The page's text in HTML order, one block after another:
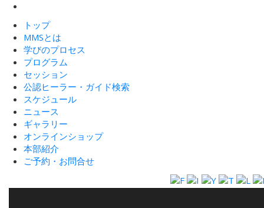
トップ
MMSとは
学びのプロセス
プログラム
セッション
公認ヒーラー・ガイド検索
スケジュール
ニュース
ギャラリー
オンラインショップ
本部紹介
ご予約・お問合せ